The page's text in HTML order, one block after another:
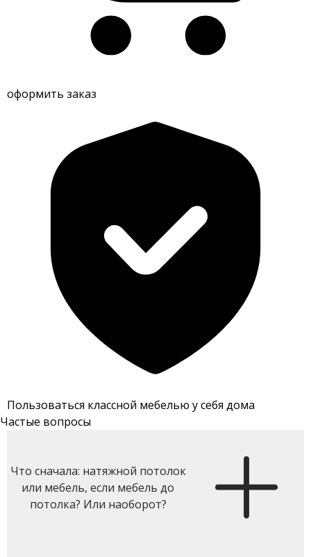
оформить заказ
Пользоваться классной мебелью у себя дома
Частые вопросы
Что сначала: натяжной потолок
или мебель, если мебель до
потолка? Или наоборот?